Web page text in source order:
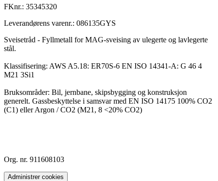
FKnr.: 35345320
Leverandørens varenr.: 086135GYS
Sveisetråd - Fyllmetall for MAG-sveising av ulegerte og lavlegerte
stål.
Klassifisering: AWS A5.18: ER70S-6 EN ISO 14341-A: G 46 4
M21 3Si1
Bruksområder: Bil, jernbane, skipsbygging og konstruksjon
generelt. Gassbeskyttelse i samsvar med EN ISO 14175 100% CO2
(C1) eller Argon / CO2 (M21, 8 <20% CO2)
Org. nr. 911608103
Administrer cookies